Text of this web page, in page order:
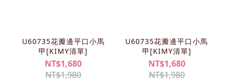
U60735花瓣邊平口小馬
甲[KIMY清單]
NT$1,680
NT$1,980
U60735花瓣邊平口小馬
甲[KIMY清單]
NT$1,680
NT$1,980